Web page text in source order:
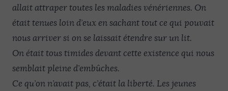
allait attraper toutes les maladies vénériennes. On
était tenues loin d’eux en sachant tout ce qui pouvait
nous arriver si on se laissait étendre sur un lit.
On était tous timides devant cette existence qui nous
semblait pleine d’embûches.
Ce qu’on n’avait pas, c’était la liberté. Les jeunes